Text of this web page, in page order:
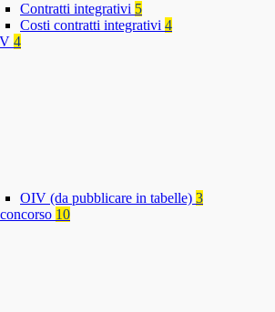
Contratti integrativi 5
Costi contratti integrativi 4
4
OIV (da pubblicare in tabelle) 3
10